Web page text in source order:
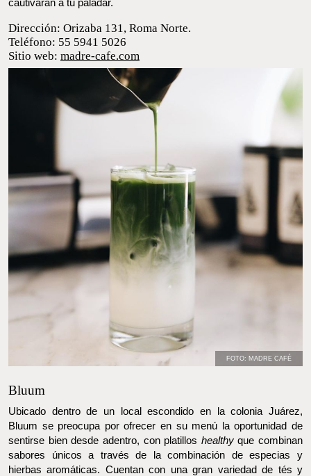
Dirección: Orizaba 131, Roma Norte.
Teléfono: 55 5941 5026
Sitio web:madre-cafe.com
Ubicado dentro de un local escondido en la colonia Juárez, Bluum
se preocupa por ofrecer en su menú la oportunidad de sentirse
bien desde adentro, con platilloshealthyque combinan sabores
únicos a través de la combinación de especias y hierbas
aromáticas. Cuentan con una gran variedad de tés y chais hechos
al momento, como su Latte Matcha o su Horchata de Matcha,